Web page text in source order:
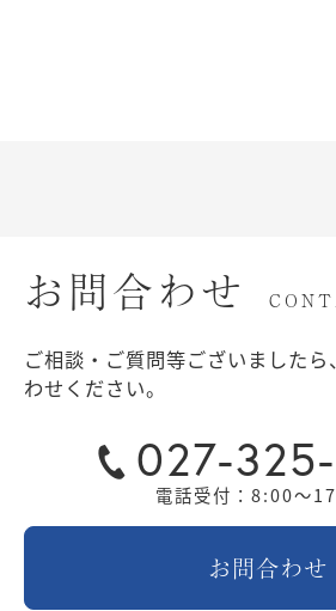
お問合わせ
ご相談・ご質問等ございました
わせください。
027-
電話受付：8:00～
お問合わせ